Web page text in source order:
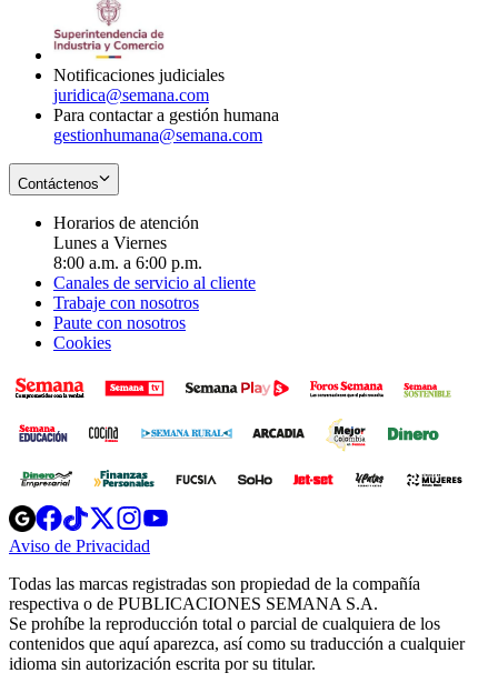
Notificaciones judiciales
juridica@semana.com
Para contactar a gestión humana
gestionhumana@semana.com
Contáctenos
Horarios de atención
Lunes a Viernes
8:00 a.m. a 6:00 p.m.
Canales de servicio al cliente
Trabaje con nosotros
Paute con nosotros
Cookies
Opens
in
new
Opens
in
new
Opens
in
new
window
Opens
new
windowwindow
Aviso de Privacidad
new
window
Todas las marcas registradas son propiedad de la compañía
respectiva o de PUBLICACIONES SEMANA S.A.
Se prohíbe la reproducción total o parcial de cualquiera de los
contenidos que aquí aparezca, así como su traducción a cualquier
idioma sin autorización escrita por su titular.